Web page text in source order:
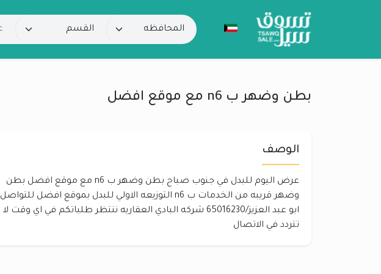
بطن وضهر ب n6 مع موقع افضل
الوصف
عرض اليوم للبدل في جنوب صباح بطن وضهر ب n6 مع موقع افضل بطن
وضهر قريبه من الخدمات ب n6 التوزيعه الاولي للبدل بموقع افضل للتواصل
ابو عبد العزيز/65016230 شركه البادي العقاريه ننتظر طلباتكم في اي وقت لا
تتردد في الاتصال